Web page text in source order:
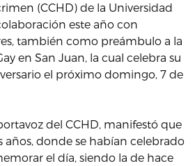
(CCHD) de la Universidad
este año con
también como preámbulo a la
en San Juan, la cual celebra su
el próximo domingo, 7 de
del CCHD, manifestó que
años, donde se habían celebrado
el día, siendo la de hace